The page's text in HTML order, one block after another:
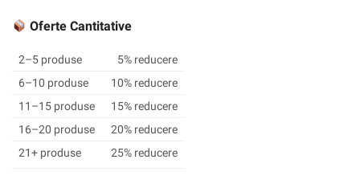
de
a
podelei
durabile
3M
™
971,
Oferte Cantitative
2–5 produse
5% reducere
6–10 produse
10% reducere
11–15 produse
15% reducere
16–20 produse
20% reducere
21+ produse
25% reducere